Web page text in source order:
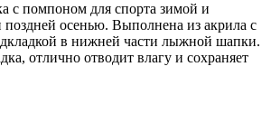
с помпоном для спорта зимой и
поздней осенью. Выполнена из акрила с
в нижней части лыжной шапки.
отлично отводит влагу и сохраняет